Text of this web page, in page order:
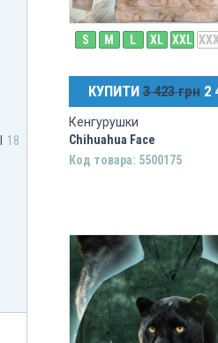
S M L XL XXL
КУПИТИ 3 423 грн 2
Кенгурушки
Chihuahua Face
Код товара: 5500175
18